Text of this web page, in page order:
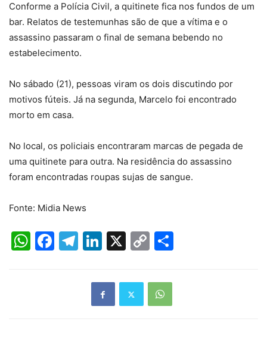
Conforme a Polícia Civil, a quitinete fica nos fundos de um
bar. Relatos de testemunhas são de que a vítima e o
assassino passaram o final de semana bebendo no
estabelecimento.
No sábado (21), pessoas viram os dois discutindo por
motivos fúteis. Já na segunda, Marcelo foi encontrado
morto em casa.
No local, os policiais encontraram marcas de pegada de
uma quitinete para outra. Na residência do assassino
foram encontradas roupas sujas de sangue.
Fonte: Midia News
WhatsApp
Facebook
Telegram
LinkedIn
X
Copy